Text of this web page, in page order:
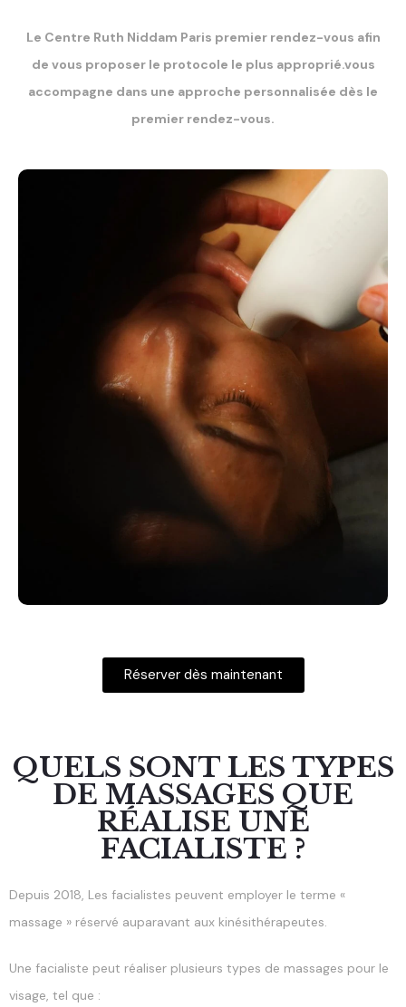
Le Centre Ruth Niddam Paris premier rendez-vous afin
de vous proposer le protocole le plus approprié.vous
accompagne dans une approche personnalisée dès le
premier rendez-vous.
Réserver dès maintenant
QUELS SONT LES TYPES
DE MASSAGES QUE
RÉALISE UNE
FACIALISTE ?
Depuis 2018, Les facialistes peuvent employer le terme «
massage » réservé auparavant aux kinésithérapeutes.
Une facialiste peut réaliser plusieurs types de massages pour le
visage, tel que :